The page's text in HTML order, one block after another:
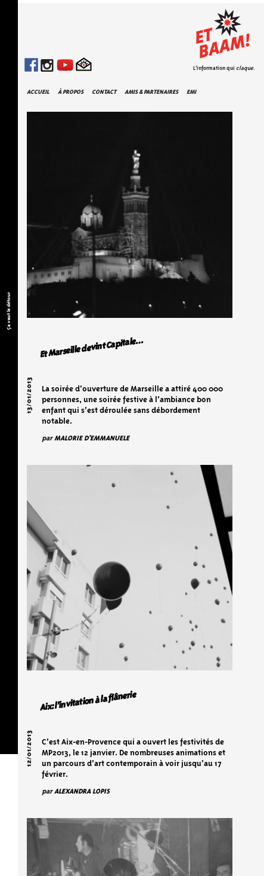
Ça vaut le détour
ACCUEIL À PROPOS CONTACT AMIS & PARTENAIRES EMI
L'information qui claque.
Et Marseille devint Capitale…
13/01/2013
La soirée d’ouverture de Marseille a attiré 400 000
personnes, une soirée festive à l’ambiance bon
enfant qui s’est déroulée sans débordement
notable.
parMALORIE D'EMMANUELE
Aix: l’invitation à la flânerie
12/01/2013
C’est Aix-en-Provence qui a ouvert les festivités de
MP2013, le 12 janvier. De nombreuses animations et
un parcours d’art contemporain à voir jusqu’au 17
février.
parALEXANDRA LOPIS